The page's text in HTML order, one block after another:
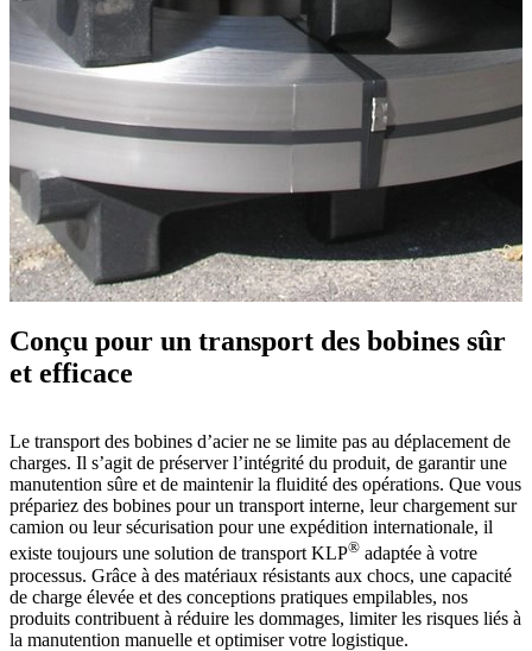
Conçu pour un transport des bobines sûr
et efficace
Le transport des bobines d’acier ne se limite pas au déplacement de
charges. Il s’agit de préserver l’intégrité du produit, de garantir une
manutention sûre et de maintenir la fluidité des opérations. Que vous
prépariez des bobines pour un transport interne, leur chargement sur
camion ou leur sécurisation pour une expédition internationale, il
existe toujours une solution de transport KLP® adaptée à votre
processus. Grâce à des matériaux résistants aux chocs, une capacité
de charge élevée et des conceptions pratiques empilables, nos
produits contribuent à réduire les dommages, limiter les risques liés à
la manutention manuelle et optimiser votre logistique.